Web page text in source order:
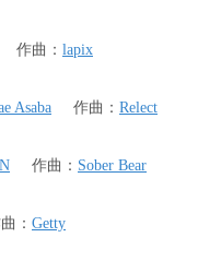
作曲 ： lapix
Asaba 作曲 ： Relect
作曲 ： Sober Bear
： Getty